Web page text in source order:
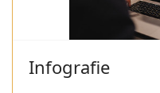
Infografie